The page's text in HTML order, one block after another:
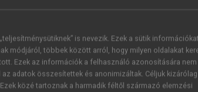
vagy hozz
a
ÚJ FIÓK
1 óra
is nevezik. Ezek a sütik
módjáról, többek között arról, hogy milyen oldalakat
Ezek az információk a felhasználó azonosítására nem
az adatok összesítettek és anonimizáltak. Céljuk
közé tartoznak a harmadik féltől származó elemzési